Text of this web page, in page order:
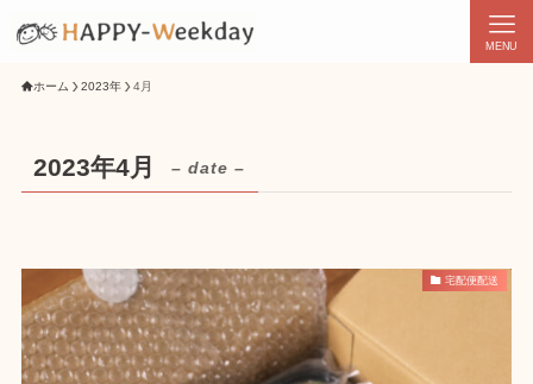
MENU
ホーム 2023年 4月
2023年4月 – date –
宅配便配送